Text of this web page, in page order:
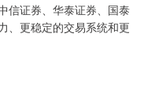
信证券、华泰证券、国泰
、更稳定的交易系统和更